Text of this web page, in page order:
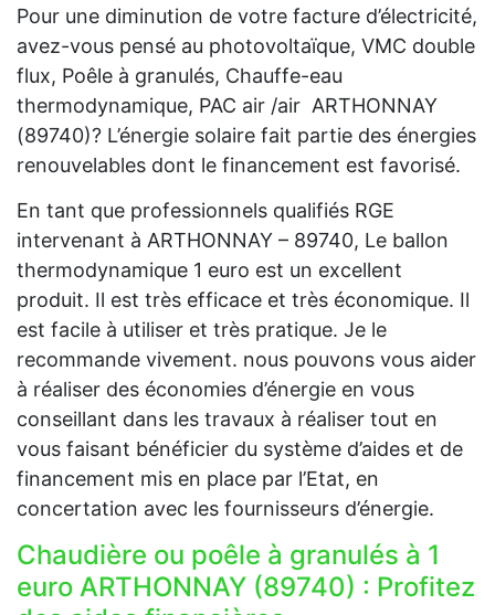
Pour une diminution de votre facture d’électricité,
avez-vous pensé au photovoltaïque, VMC double
flux, Poêle à granulés, Chauffe-eau
thermodynamique, PAC air /air ARTHONNAY
(89740)? L’énergie solaire fait partie des énergies
renouvelables dont le financement est favorisé.
En tant que professionnels qualifiés RGE
intervenant à ARTHONNAY – 89740, Le ballon
thermodynamique 1 euro est un excellent
produit. Il est très efficace et très économique. Il
est facile à utiliser et très pratique. Je le
recommande vivement. nous pouvons vous aider
à réaliser des économies d’énergie en vous
conseillant dans les travaux à réaliser tout en
vous faisant bénéficier du système d’aides et de
financement mis en place par l’Etat, en
concertation avec les fournisseurs d’énergie.
Chaudière ou poêle à granulés à 1
euro ARTHONNAY (89740) : Profitez